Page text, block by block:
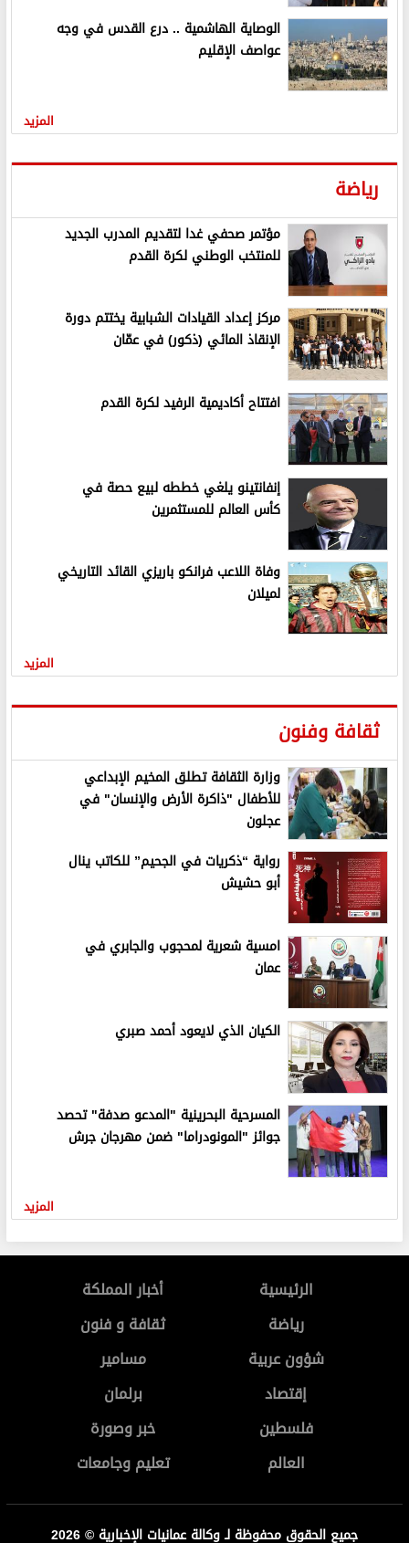
الوصاية الهاشمية .. درع القدس في وجه
عواصف الإقليم
المزيد
رياضة
مؤتمر صحفي غدا لتقديم المدرب الجديد
للمنتخب الوطني لكرة القدم
مركز إعداد القيادات الشبابية يختتم دورة
الإنقاذ المائي (ذكور) في عمّان
افتتاح أكاديمية الرفيد لكرة القدم
إنفانتينو يلغي خططه لبيع حصة في
كأس العالم للمستثمرين
وفاة اللاعب فرانكو باريزي القائد التاريخي
لميلان
المزيد
ثقافة وفنون
وزارة الثقافة تطلق المخيم الإبداعي
للأطفال "ذاكرة الأرض والإنسان" في
عجلون
رواية “ذكريات في الجحيم” للكاتب ينال
أبو حشيش
امسية شعرية لمحجوب والجابري في
عمان
الكيان الذي لايعود أحمد صبري
المسرحية البحرينية "المدعو صدفة" تحصد
جوائز "المونودراما" ضمن مهرجان جرش
المزيد
الرئيسية
أخبار المملكة
رياضة
ثقافة و فنون
شؤون عربية
مسامير
إقتصاد
برلمان
فلسطين
خبر وصورة
العالم
تعليم وجامعات
جميع الحقوق محفوظة لـ وكالة عمانيات الإخبارية © 2026